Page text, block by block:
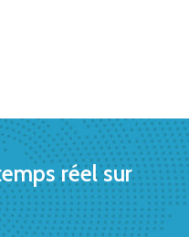
réel sur